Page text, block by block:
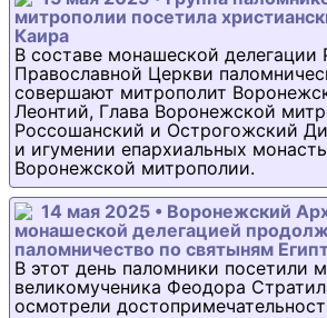
митрополии посетила
Каира
В составе монашеской делегации
Православной Церкви
совершают митрополит
Леонтий, Глава Воронежской
Россошанский и Острогожский
и игумении епархиальных
Воронежской митрополии.
14 мая 2025 • Воронежский
монашеской делегацией
паломничество по святыням
В этот день паломники посетили
великомученика Феодора
осмотрели